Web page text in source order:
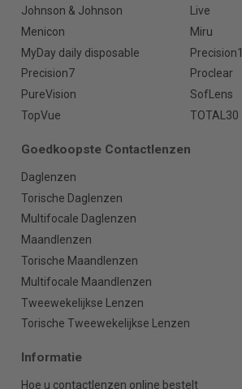
Johnson & Johnson
Live
Menicon
Miru
MyDay daily disposable
Precision1
Precision7
Proclear
PureVision
SofLens
TopVue
TOTAL30
Goedkoopste Contactlenzen
Daglenzen
Torische Daglenzen
Multifocale Daglenzen
Maandlenzen
Torische Maandlenzen
Multifocale Maandlenzen
Tweewekelijkse Lenzen
Torische Tweewekelijkse Lenzen
Informatie
Hoe u contactlenzen online bestelt